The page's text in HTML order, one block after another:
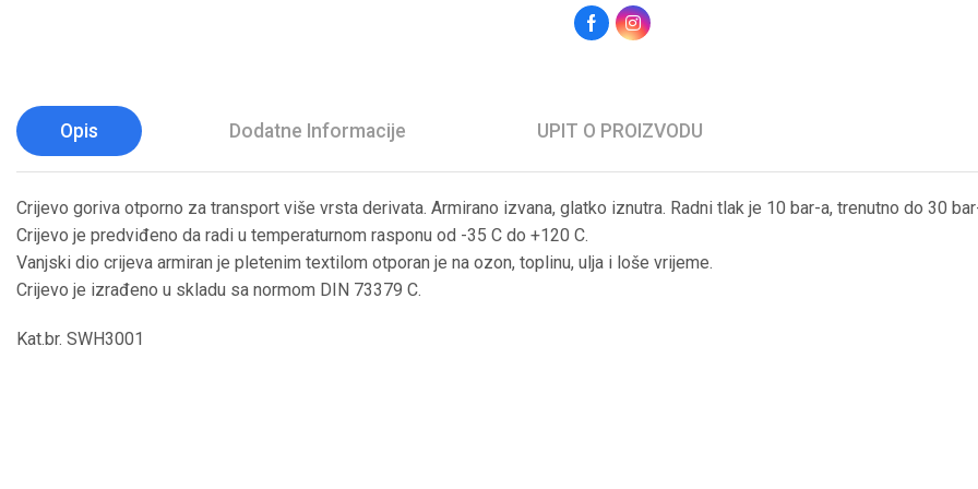
Opis Dodatne Informacije UPIT O PROIZVODU
Crijevo goriva otporno za transport više vrsta derivata. Armirano izvana, glatko iznutra. Radni tlak je 10 bar-a, trenutno do 30
Crijevo je predviđeno da radi u temperaturnom rasponu od -35 C do +120 C.
Vanjski dio crijeva armiran je pletenim textilom otporan je na ozon, toplinu, ulja i loše vrijeme.
Crijevo je izrađeno u skladu sa normom DIN 73379 C.
Kat.br. SWH3001